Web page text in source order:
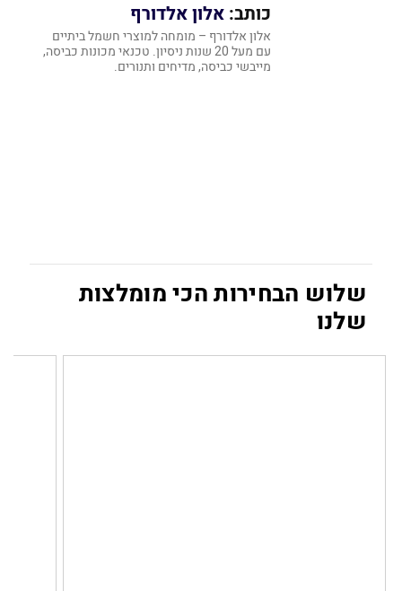
כותב: אלון אלדורף
אלון אלדורף – מומחה למוצרי חשמל ביתיים
עם מעל 20 שנות ניסיון. טכנאי מכונות כביסה,
מייבשי כביסה, מדיחים ותנורים.
שלוש הבחירות הכי מומלצות
שלנו